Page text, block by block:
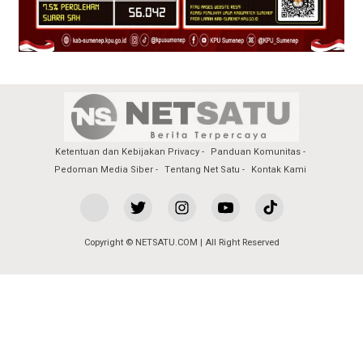
Ketentuan dan Kebijakan Privacy
Panduan Komunitas
Pedoman Media Siber
Tentang Net Satu Kontak Kami
Copyright © NETSATU.COM | All Right Reserved